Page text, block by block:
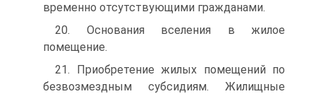
временно отсутствующими гражданами.
20. Основания вселения в жилое
помещение.
21. Приобретение жилых помещений по
безвозмездным субсидиям. Жилищные